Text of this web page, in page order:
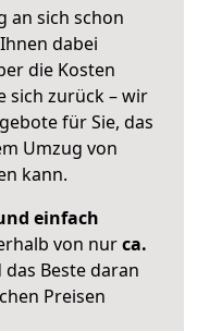
an sich schon
dabei
die Kosten
sich zurück – wir
für Sie, das
Umzug von
kann.
einfach
von nurca.
Beste daran
Preisen